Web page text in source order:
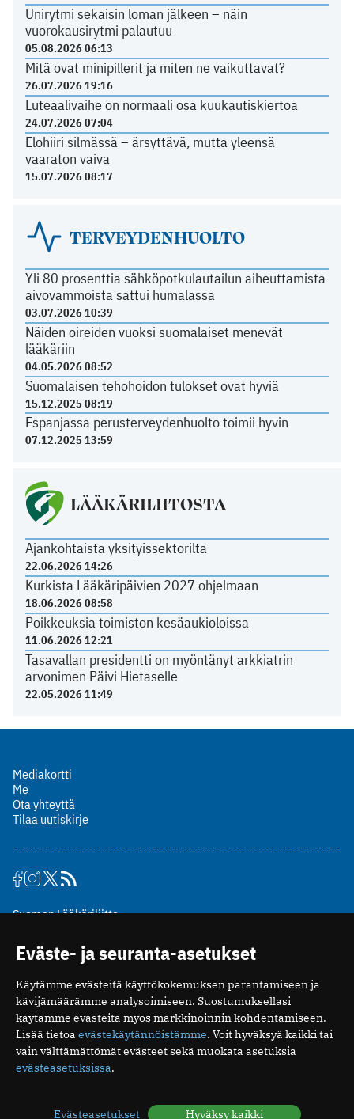
Unirytmi sekaisin loman jälkeen – näin
vuorokausirytmi palautuu
05.08.2026 06:13
Mitä ovat minipillerit ja miten ne vaikuttavat?
26.07.2026 19:16
Luteaalivaihe on normaali osa kuukautiskiertoa
24.07.2026 07:04
Elohiiri silmässä – ärsyttävä, mutta yleensä
vaaraton vaiva
15.07.2026 08:17
TERVEYDENHUOLTO
Yli 80 prosenttia sähköpotkulautailun aiheuttamista
aivovammoista sattui humalassa
03.07.2026 10:39
Näiden oireiden vuoksi suomalaiset menevät
lääkäriin
04.05.2026 08:52
Suomalaisen tehohoidon tulokset ovat hyviä
15.12.2025 08:19
Espanjassa perusterveydenhuolto toimii hyvin
07.12.2025 13:59
LÄÄKÄRILIITOSTA
Ajankohtaista yksityissektorilta
22.06.2026 14:26
Kurkista Lääkäripäivien 2027 ohjelmaan
18.06.2026 08:58
Poikkeuksia toimiston kesäaukioloissa
11.06.2026 12:21
Tasavallan presidentti on myöntänyt arkkiatrin
arvonimen Päivi Hietaselle
22.05.2026 11:49
Mediakortti
Me
Ota yhteyttä
Tilaa uutiskirje
Suomen Lääkäriliitto
00510 Helsinki
puh. (09) 393 091
toimitus@potilaanlaakarilehti.fi
ISSN 2323-9476
Eväste- ja seuranta-asetukset
Käytämme evästeitä käyttökokemuksen parantamiseen ja
kävijämäärämme analysoimiseen. Suostumuksellasi
käytämme evästeitä myös markkinoinnin kohdentamiseen.
Lisää tietoa evästekäytännöistämme. Voit hyväksyä kaikki tai
vain välttämättömät evästeet sekä muokata asetuksia
evästeasetuksissa.
Evästeasetukset Hyväksy kaikki